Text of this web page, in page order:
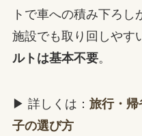
トで車への積み下ろ
施設でも取り回しやす
ルトは基本不要。
▶ 詳しくは： 旅行・帰
子の選び方